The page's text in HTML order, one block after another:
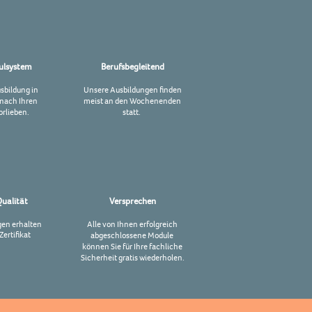
in
Ihren
erhalten
Berufsbegleitend
Unsere Ausbildungen finden
meist an denWochenenden
statt.
Versprechen
Alle von Ihnen erfolgreich
abgeschlossene Module
können Sie für Ihre fachliche
Sicherheit gratis wiederholen.